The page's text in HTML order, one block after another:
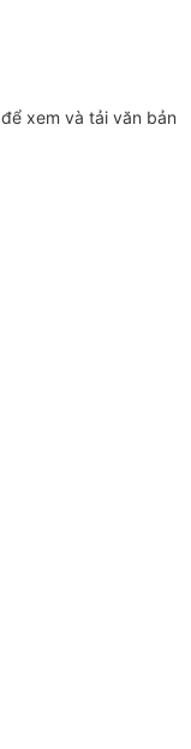
để xem và tải văn bản